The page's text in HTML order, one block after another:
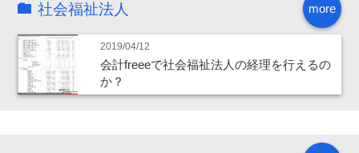
more
社会福祉法人
2019/04/12
会計freeeで社会福祉法人の経理を行えるの
か？